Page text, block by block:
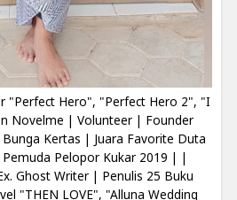
"Perfect Hero", "Perfect Hero 2", "I
Novelme | Volunteer | Founder
Kertas | Juara Favorite Duta
Pelopor Kukar 2019 | |
Ghost Writer | Penulis 25 Buku
"THEN LOVE", "Alluna Wedding